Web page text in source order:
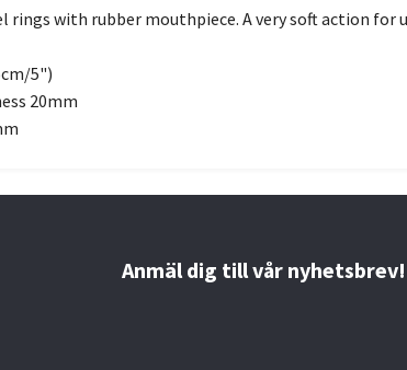
rings with rubber mouthpiece. A very soft action for
5")
20mm
Anmäl dig till vår nyhetsbrev!